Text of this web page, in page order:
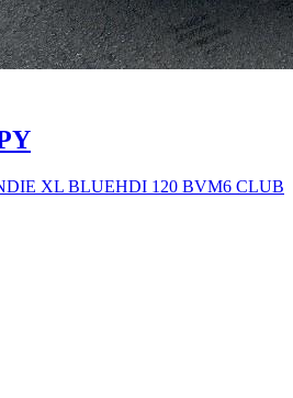
XL BLUEHDI 120 BVM6 CLUB